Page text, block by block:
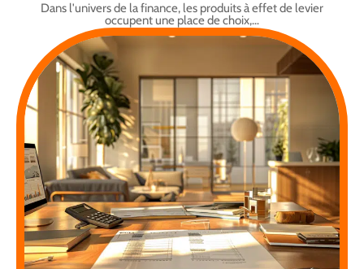
Dans l'univers de la finance, les produits à effet de levier
occupent une place de choix,…